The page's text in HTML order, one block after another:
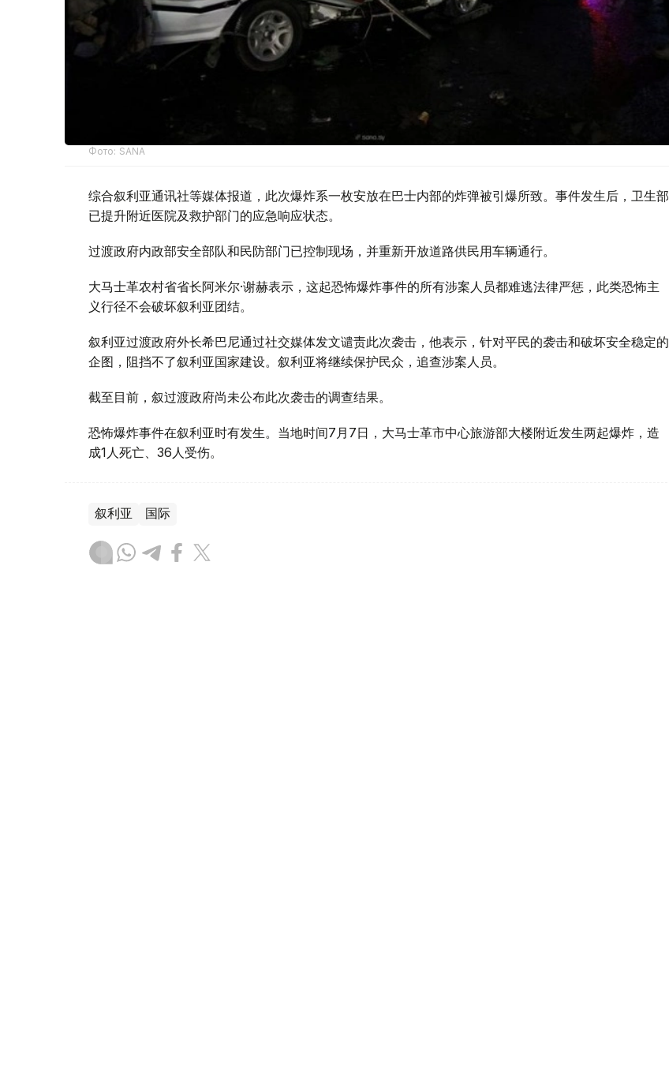
Фото: SANA
综合叙利亚通讯社等媒体报道，此次爆炸系一枚安放在巴士内部的炸弹被引爆所致。事件发生后，卫生部
已提升附近医院及救护部门的应急响应状态。
过渡政府内政部安全部队和民防部门已控制现场，并重新开放道路供民用车辆通行。
大马士革农村省省长阿米尔·谢赫表示，这起恐怖爆炸事件的所有涉案人员都难逃法律严惩，此类恐怖主
义行径不会破坏叙利亚团结。
叙利亚过渡政府外长希巴尼通过社交媒体发文谴责此次袭击，他表示，针对平民的袭击和破坏安全稳定的
企图，阻挡不了叙利亚国家建设。叙利亚将继续保护民众，追查涉案人员。
截至目前，叙过渡政府尚未公布此次袭击的调查结果。
恐怖爆炸事件在叙利亚时有发生。当地时间7月7日，大马士革市中心旅游部大楼附近发生两起爆炸，造
成1人死亡、36人受伤。
叙利亚 国际